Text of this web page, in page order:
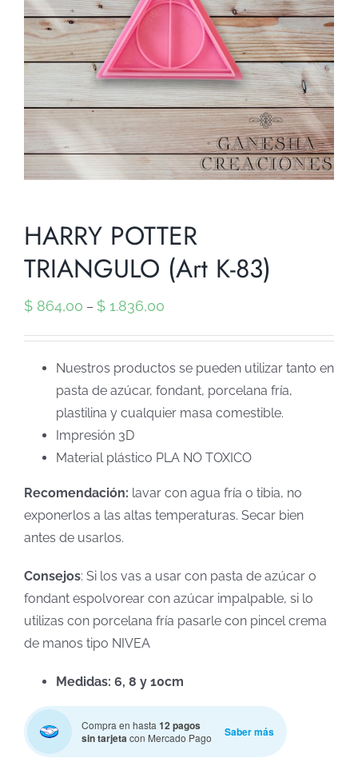
HARRY POTTER
TRIANGULO (Art K-83)
$ 864,00 – $ 1.836,00
Nuestros productos se pueden utilizar tanto en
pasta de azúcar, fondant, porcelana fría,
plastilina y cualquier masa comestible.
Impresión 3D
Material plástico PLA NO TOXICO
Recomendación: lavar con agua fría o tibia, no
exponerlos a las altas temperaturas. Secar bien
antes de usarlos.
Consejos: Si los vas a usar con pasta de azúcar o
fondant espolvorear con azúcar impalpable, si lo
utilizas con porcelana fría pasarle con pincel crema
de manos tipo NIVEA
Medidas: 6, 8 y 10cm
Compra en hasta 12 pagos
sin tarjetacon Mercado Pago Saber más